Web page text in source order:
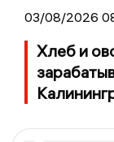
03/08/2026
Хлеб и